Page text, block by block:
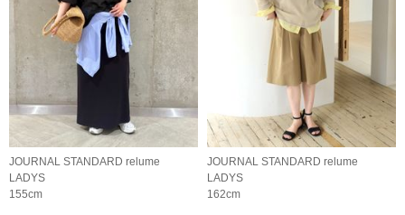
JOURNAL STANDARD relume
LADYS
155cm
JOURNAL STANDARD relume
LADYS
162cm